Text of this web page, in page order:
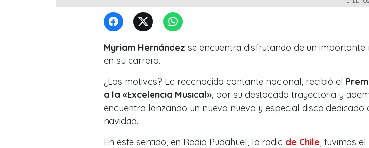
Myriam Hernández se encuentra disfrutando de un importante
en su carrera.
¿Los motivos? La reconocida cantante nacional, recibió el
a la «Excelencia Musical» , por su destacada trayectoria y
encuentra lanzando un nuevo nuevo y especial disco dedicado
navidad.
En este sentido, en Radio Pudahuel, la radio de Chile , tuvimos